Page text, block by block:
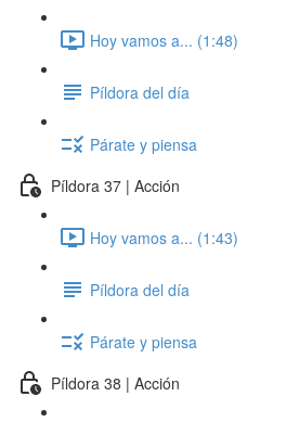
Hoy vamos a... (1:48)
Píldora del día
Párate y piensa
Píldora 37 | Acción
Hoy vamos a... (1:43)
Píldora del día
Párate y piensa
Píldora 38 | Acción